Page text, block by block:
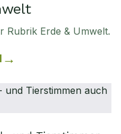
Rubrik Erde & Umwelt.